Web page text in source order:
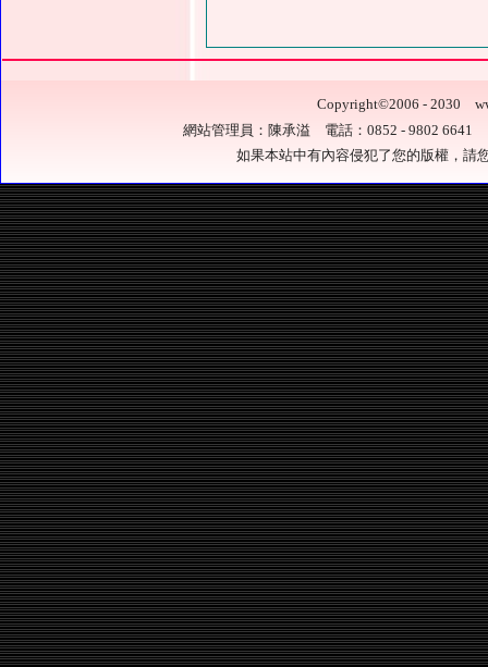
Copyright©2006 - 2030
網站管理員：陳承溢 電話：0852 - 9802
如果本站中有內容侵犯了您的版權，請